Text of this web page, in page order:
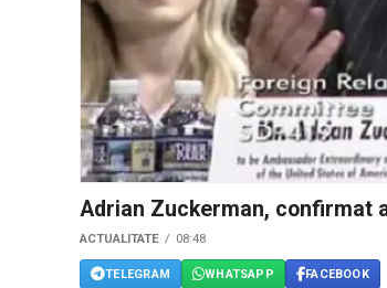
Adrian Zuckerman, confirmat
ACTUALITATE 08:48
TELEGRAM WHATSAPP FACEBOOK